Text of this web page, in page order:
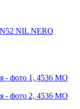
NIL NERO